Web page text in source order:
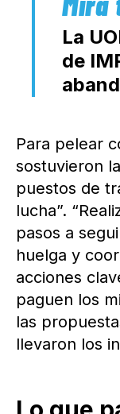
La
de
Para pelear
sostuvieron
puestos de
lucha”.
pasos a
huelga y
acciones
paguen los
las
llevaron los